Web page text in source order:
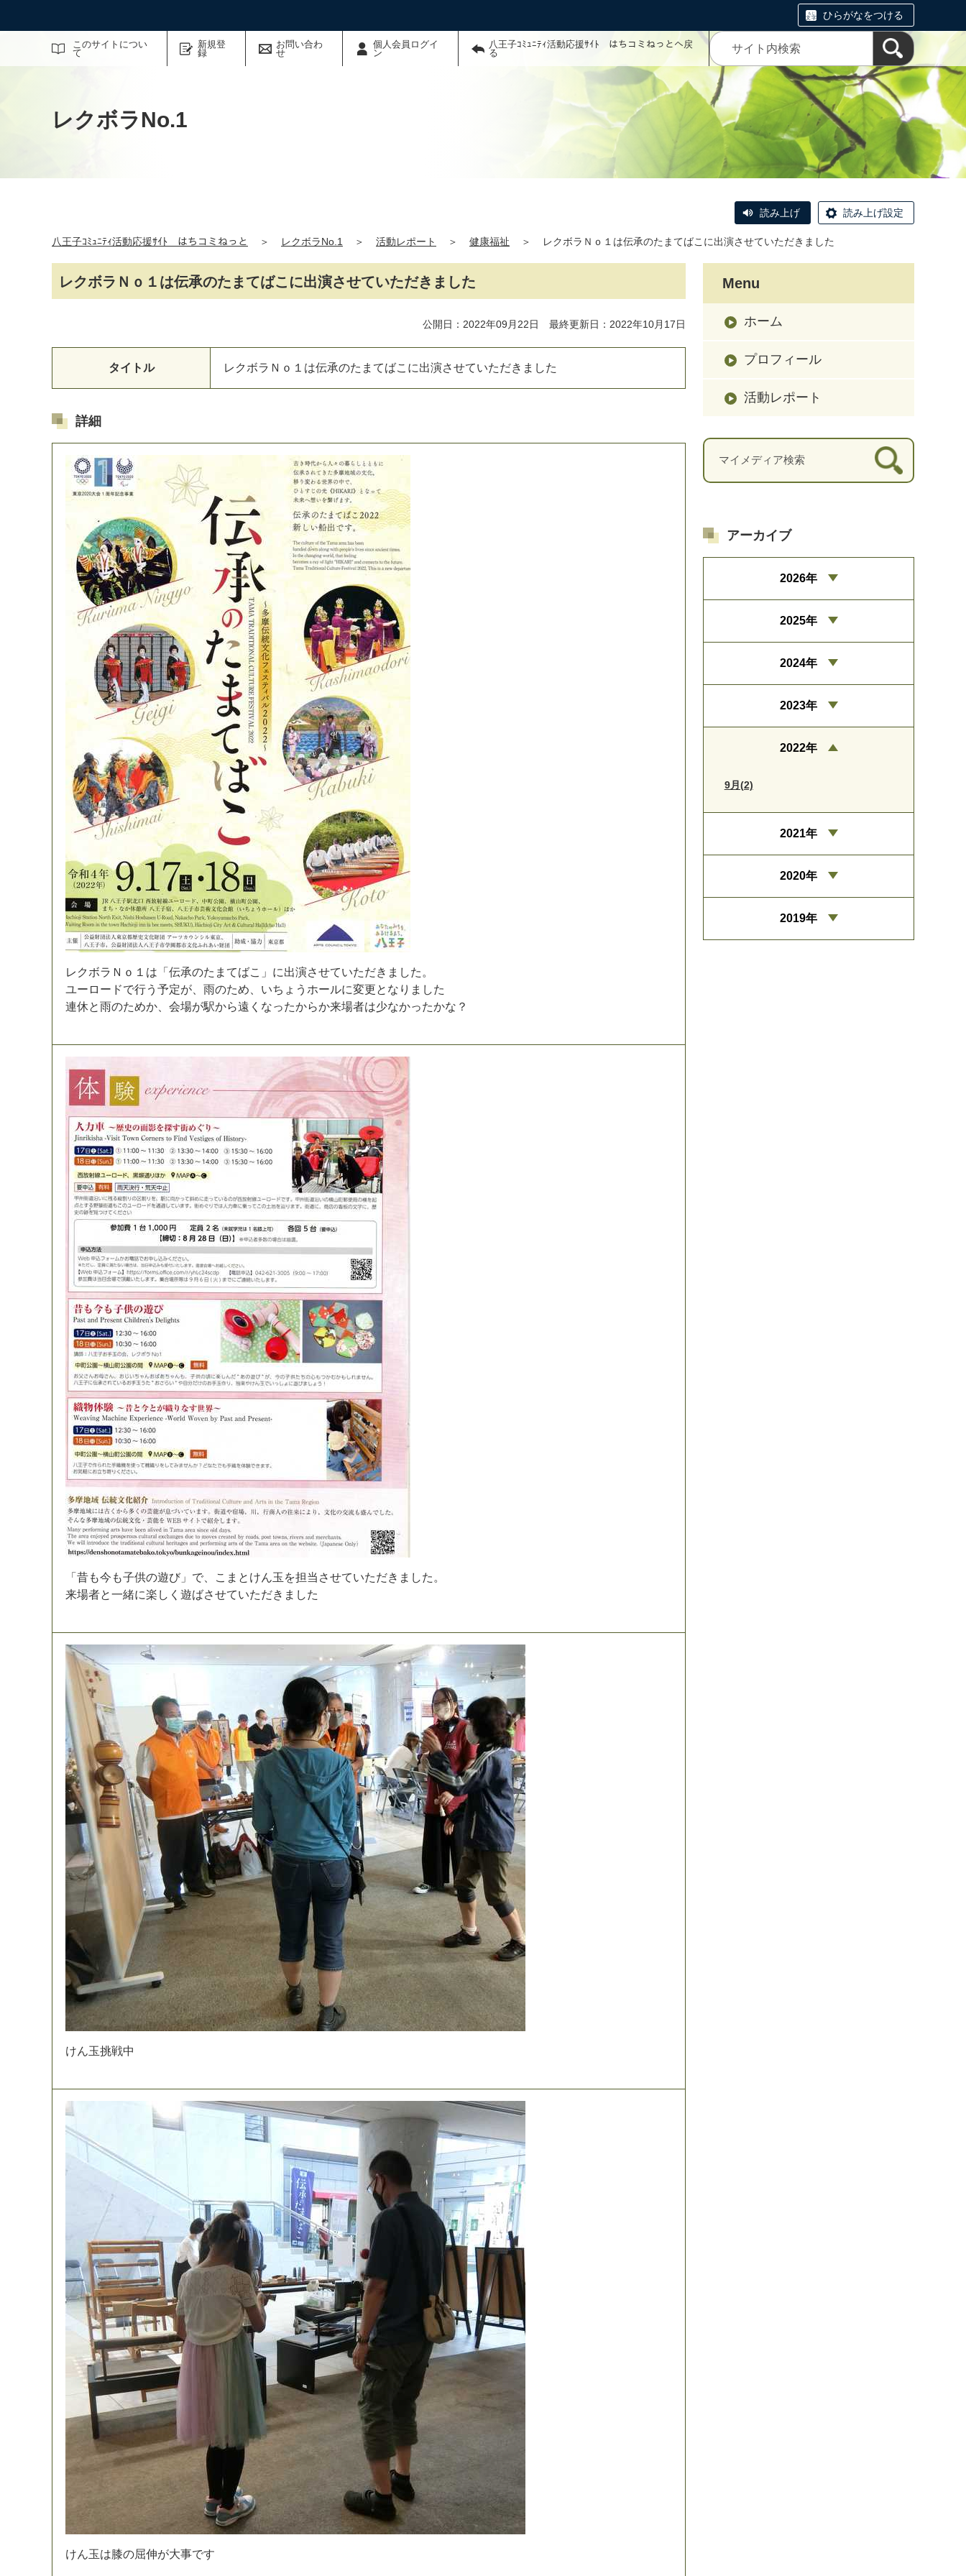
ひらがなをつける
このサイトについ
て
新規登
録
お問い合わ
せ
個人会員ログイ
ン
八王子ｺﾐｭﾆﾃｨ活動応援ｻｲﾄ はちコミねっとへ戻
る
サイト内検索
レクボラNo.1
読み上げ 読み上げ設定
八王子ｺﾐｭﾆﾃｨ活動応援ｻｲﾄ はちコミねっと ＞ レクボラNo.1 ＞ 活動レポート ＞ 健康福祉 ＞ レクボラＮｏ１は伝承のたまてばこに出演させていただきました
レクボラＮｏ１は伝承のたまてばこに出演させていただきました
公開日：2022年09月22日 最終更新日：2022年10月17日
タイトル レ ク ボラ Ｎ ｏ １ は伝承のた ま てばこ に出演させていただき ま した
詳細
レ ク ボラ Ｎ ｏ １ は 「 伝承のた ま てばこ 」 に出演させていただき ま した 。
ユー ロ ー ドで行う 予定が 雨のため いち ょ う ホールに変更と な り ま した
連休と雨のためか 会場が駅から遠 く なったからか来場者は少なかったかな ？
「 昔も今 も子供の遊び 」 で こ ま と けん玉 を担当 させていただき ま した 。
来場者と一緒に楽 し く 遊ばさせていただき ま した
けん玉挑戦中
けん玉は膝の屈伸が大事です
Menu
ホーム
プロフィール
活動レポート
マイメディア検索
アーカイブ
2026年
2025年
2024年
2023年
2022年
9月(2)
2021年
2020年
2019年